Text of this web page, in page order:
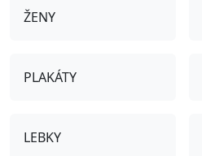
ŽENY
PLAKÁTY
LEBKY